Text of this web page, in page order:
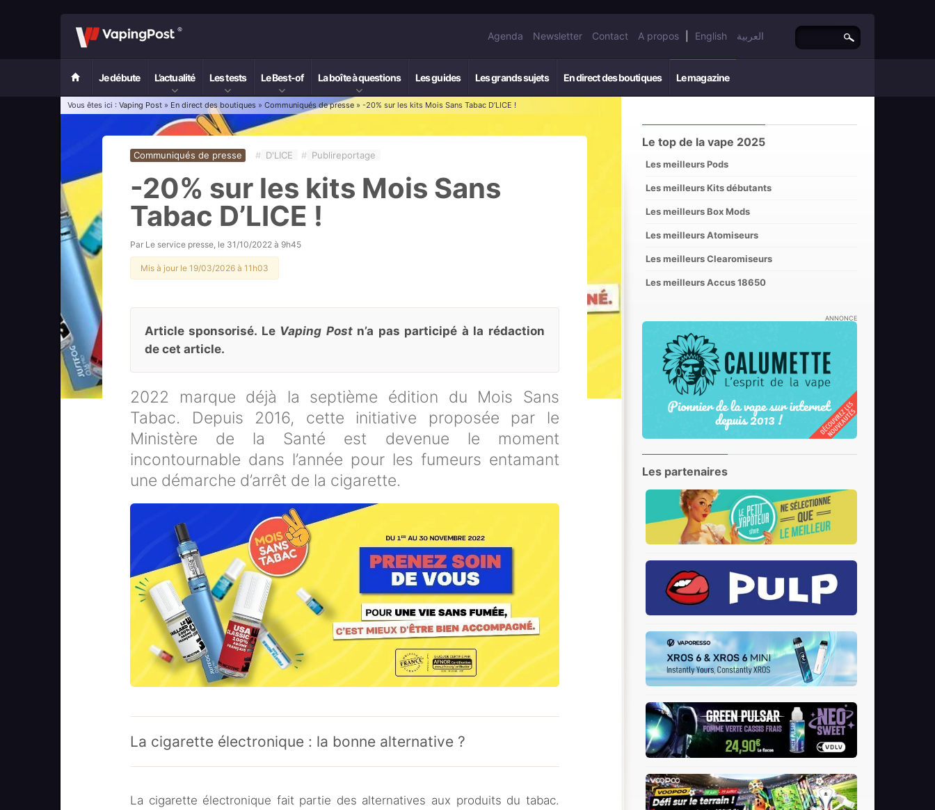
Agenda Newsletter Contact A propos English العربية
Je débute L’actualité Les tests Le Best-of La boîte à questions Les guides Les grands sujets En direct des boutiques Le magazine
Vous êtes ici : Vaping Post » En direct des boutiques » Communiqués de presse » -20% sur les kits Mois Sans Tabac D’LICE !
Communiqués de presse # D'LICE # Publireportage
-20% sur les kits Mois Sans
Tabac D’LICE !
Par Le service presse, le 31/10/2022 à 9h45
Mis à jour le 19/03/2026 à 11h03
Article sponsorisé. Le Vaping Postn’a pas participé à la rédaction
de cet article.
2022 marque déjà la septième édition du Mois Sans
Tabac. Depuis 2016, cette initiative proposée par le
Ministère de la Santé est devenue le moment
incontournable dans l’année pour les fumeurs entamant
une démarche d’arrêt de la cigarette.
La cigarette électronique : la bonne alternative ?
La cigarette électronique fait partie des alternatives aux produits du tabac.
Le top de la vape 2025
Les meilleurs Pods
Les meilleurs Kits débutants
Les meilleurs Box Mods
Les meilleurs Atomiseurs
Les meilleurs Clearomiseurs
Les meilleurs Accus 18650
ANNONCE
Les partenaires